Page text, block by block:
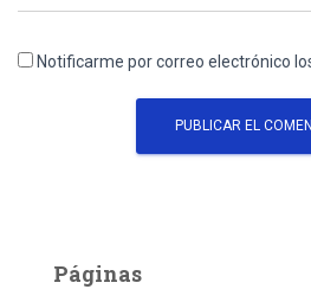
Notificarme por correo electrónico
Páginas